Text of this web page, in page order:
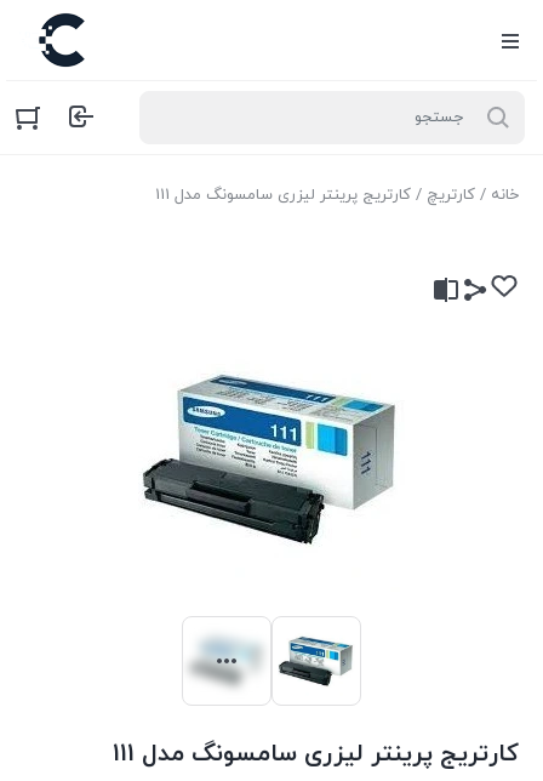
خانه / کارتریچ / کارتریج پرینتر لیزری سامسونگ مدل 111
کارتریج پرینتر لیزری سامسونگ مدل 111